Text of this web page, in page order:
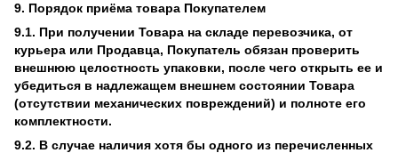
9. Порядок приёма товара Покупателем
9.1. При получении Товара на складе перевозчика, от
курьера или Продавца, Покупатель обязан проверить
внешнюю целостность упаковки, после чего открыть ее и
убедиться в надлежащем внешнем состоянии Товара
(отсутствии механических повреждений) и полноте его
комплектности.
9.2. В случае наличия хотя бы одного из перечисленных